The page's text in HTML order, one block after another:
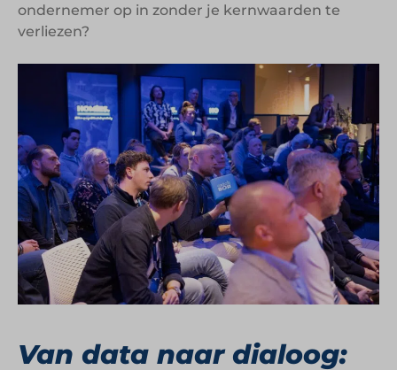
ondernemer op in zonder je kernwaarden te
verliezen?
Van data naar dialoog: